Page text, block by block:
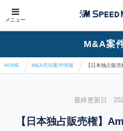
メニュー
M&A案
HOME M&A売却案件情報
最終更新日 :
【日本独占販売権】